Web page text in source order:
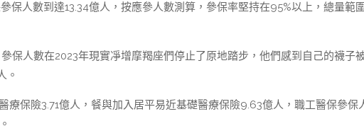
保人數到達13.34億人，按應參人數測算，參保率堅持在95%以上，總量範
參保人數在2023年現實凈增摩羯座們停止了原地踏步，他們感到自己的襪子
。
療保險3.71億人，餐與加入居平易近基礎醫療保險9.63億人，職工醫保參保